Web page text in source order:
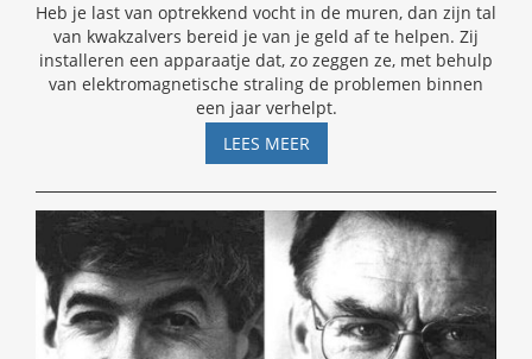
Heb je last van optrekkend vocht in de muren, dan zijn tal
van kwakzalvers bereid je van je geld af te helpen. Zij
installeren een apparaatje dat, zo zeggen ze, met behulp
van elektromagnetische straling de problemen binnen
een jaar verhelpt.
LEES MEERSPIJKERS
IN
HET
MUURVOCHT